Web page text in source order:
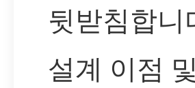
뒷받침합니
설계 이점